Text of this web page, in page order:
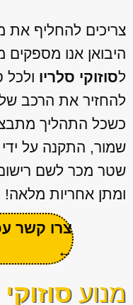
צריכים להחליף את
היבואן אנו מספקים
לסוזוקי סלריו ולכל
להחזיר את הרכב
כשכל התהליך
שמור, התקנה על ידי
שטר מכר לשם
ומתן אחריות מלאה!
צרו קשר
←
מנוע